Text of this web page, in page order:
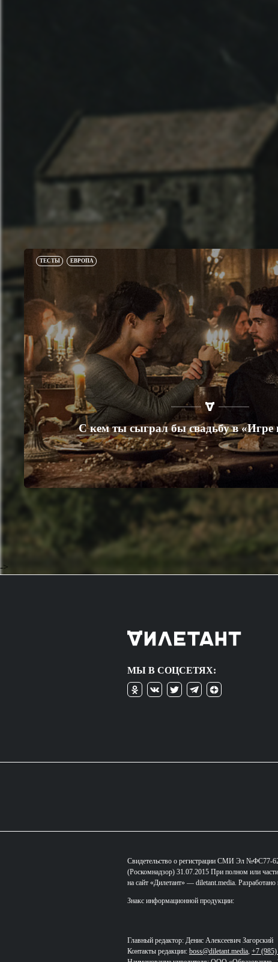
ТЕСТЫ ЕВРОПА
С кем ты сыграл бы свадьбу в «Игре
->
МЫ В СОЦСЕТЯХ:
Свидетельство о регистрации СМИ Эл №ФС77-
(Роскомнадзор) 31.07.2015 При полном или
на сайт «Дилетант» — diletant.media. Разработано
Знакс информационной продукции:
Главный редактор: Денис Алексеевич Загорский
Контакты редакции: boss@diletant.media, +7